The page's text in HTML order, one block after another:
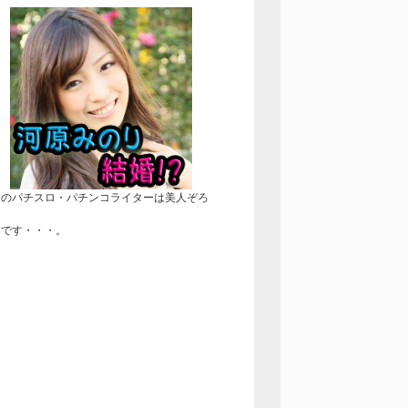
パチスロ・パチンコライターは美人ぞろ
す・・・。